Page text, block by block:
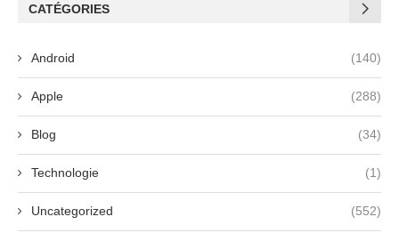
CATÉGORIES
Android (140)
Apple (288)
Blog (34)
Technologie (1)
Uncategorized (552)